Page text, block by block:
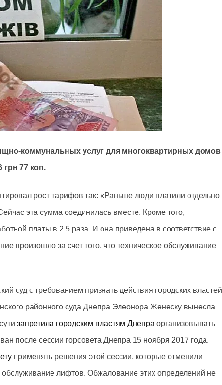
коммунальных услуг для многоквартирных домов
грн 77 коп.
рост тарифов так: «Раньше люди платили отдельно
эта сумма соединилась вместе. Кроме того,
платы в 2,5 раза. И она приведена в соответствие с
произошло за счет того, что техническое обслуживание
суд с требованием признать действия городских властей
районного суда Днепра Элеонора Женеску вынесла
запретила городским властям Днепра организовывать
после сессии горсовета Днепра 15 ноября 2017 года.
применять решения этой сессии, которые отменили
лифтов. Обжалование этих определений не